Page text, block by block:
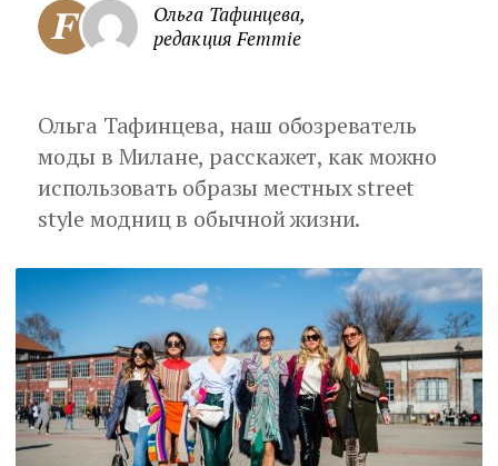
Ольга Тафинцева,
редакция Femmie
Ольга Тафинцева, наш обозреватель
моды в Милане, расскажет, как можно
использовать образы местных street
style модниц в обычной жизни.